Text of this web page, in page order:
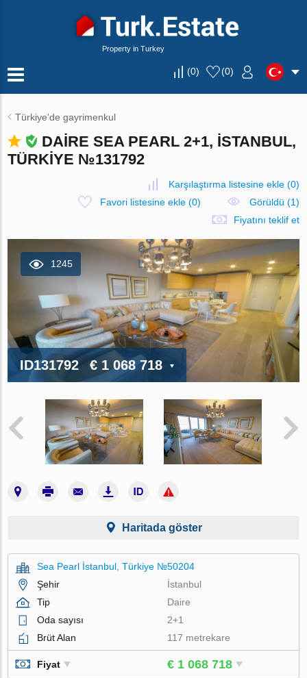
Property in Turkey
(0) (0)
Türkiye'de gayrimenkul
DAIRE SEA PEARL 2+1, İSTANBUL,
TÜRKIYE №131792
Karşılaştırma listesine ekle(0)
Favori listesine ekle(0)
Görüldü (1)
Fiyatını teklif et
1245
ID131792 € 1 068 718
Haritada göster
Sea Pearl İstanbul, Türkiye №50204
Şehir
İstanbul
Tip
Daire
Oda sayısı
2+1
Brüt Alan
117 metrekare
Fiyat € 1 068 718